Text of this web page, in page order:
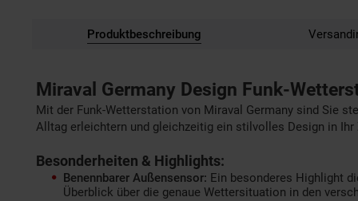
Produktbeschreibung
Miraval Germany Design Funk-
Mit der Funk-Wetterstation von Miraval Germany sind Sie
Alltag erleichtern und gleichzeitig ein stilvolles Design in Ihr
Besonderheiten & Highlights:
Benennbarer Außensensor: Ein besonderes Highlight
Überblick über die genaue Wettersituation in den